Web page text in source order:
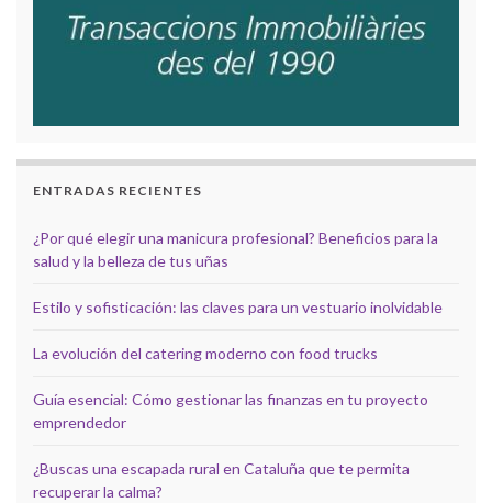
ENTRADAS RECIENTES
¿Por qué elegir una manicura profesional? Beneficios para la
salud y la belleza de tus uñas
Estilo y sofisticación: las claves para un vestuario inolvidable
La evolución del catering moderno con food trucks
Guía esencial: Cómo gestionar las finanzas en tu proyecto
emprendedor
¿Buscas una escapada rural en Cataluña que te permita
recuperar la calma?